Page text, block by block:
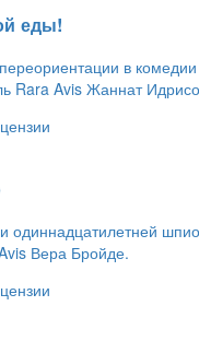
еды!
в комедии
Rara Avis Жаннат
одиннадцатилетней
Вера Бройде.